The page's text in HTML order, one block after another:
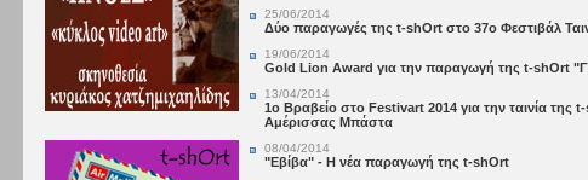
25/06/2014
Δύο παραγωγές της t-shOrt στο 37ο Φεστιβάλ
19/06/2014
Gold Lion Award για την παραγωγή της t-shOrt
13/04/2014
1o Βραβείο στο Festivart 2014 για την ταινία
Αμέρισσας Μπάστα
08/04/2014
"Εβίβα" - Η νέα παραγωγή της t-shOrt